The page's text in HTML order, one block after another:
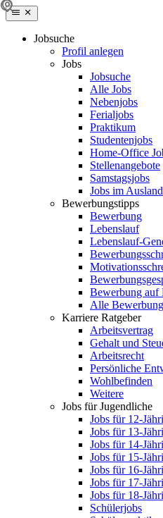
Jobsuche
Profil anlegen
Jobs
Jobsuche
Alle Jobs
Nebenjobs
Ferialjobs
Praktikum
Studentenjobs
Home-Office
Stellenangebote
Samstagsjobs
Jobs im Ausland
Bewerbungstipps
Bewerbung
Lebenslauf
Lebenslauf-
Bewerbung auf
Alle
Karriere Ratgeber
Arbeitsvertrag
Gehalt und
Arbeitsrecht
Persönliche
Wohlbefinden
Weitere
Jobs für Jugendliche
Jobs für 12-
Jobs für 13-
Jobs für 14-
Jobs für 15-
Jobs für 16-
Jobs für 17-
Jobs für 18-
Schülerjobs